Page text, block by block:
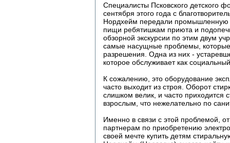
Специалисты Псковского детского
сентября этого года с
Нордхейм передали промышленную
пищи ребятишкам приюта и
обзорной экскурсии по этим двум
самые насущные проблемы,
разрешения. Одна из них -
которое обслуживает как
К сожалению, это оборудование
часто выходит из строя. Оборот
слишком велик, и часто приходится
взрослым, что нежелательно по
Именно в связи с этой проблемой,
партнерам по приобретению
своей мечте купить детям